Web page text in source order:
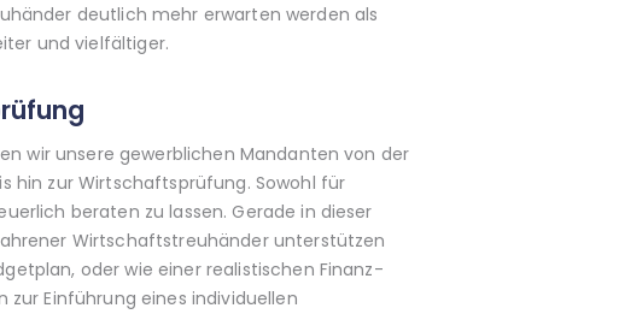
deutlich mehr erwarten werden als
und vielfältiger.
wir unsere gewerblichen Mandanten von der
hin zur Wirtschaftsprüfung. Sowohl für
beraten zu lassen. Gerade in dieser
Wirtschaftstreuhänder unterstützen
oder wie einer realistischen Finanz-
Einführung eines individuellen